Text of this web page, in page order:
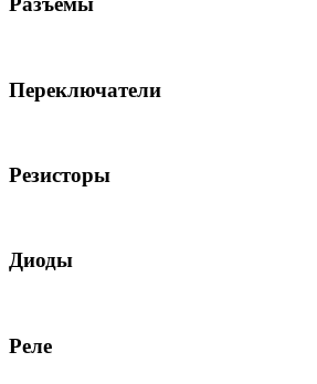
Переключатели
Резисторы
Диоды
Реле